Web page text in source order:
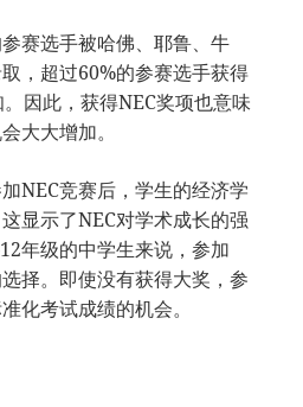
赛选手被哈佛、耶鲁、牛
，超过60%的参赛选手获得
因此，获得NEC奖项也意味
大大增加。
NEC竞赛后，学生的经济学
显示了NEC对学术成长的强
年级的中学生来说，参加
择。即使没有获得大奖，参
化考试成绩的机会。